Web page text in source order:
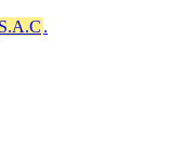
S.A.C .